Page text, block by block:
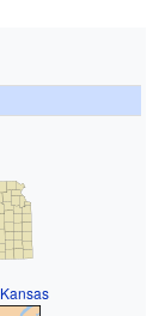
Kansas